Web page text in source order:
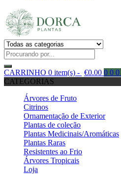
CARRINHO 0 item(s) - €0.00 0 0 0
CATEGORIAS
Árvores de Fruto
Citrinos
Ornamentação de Exterior
Plantas de coleção
Plantas Medicinais/Aromáticas
Plantas Raras
Resistentes ao Frio
Árvores Tropicais
Loja